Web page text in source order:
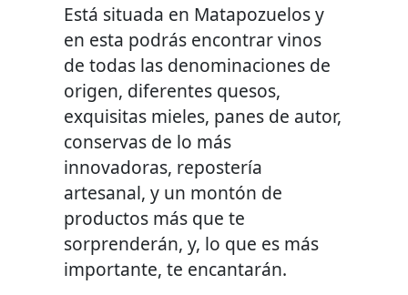
Está situada en Matapozuelos y
en esta podrás encontrar vinos
de todas las denominaciones de
origen, diferentes quesos,
exquisitas mieles, panes de autor,
conservas de lo más
innovadoras, repostería
artesanal, y un montón de
productos más que te
sorprenderán, y, lo que es más
importante, te encantarán.